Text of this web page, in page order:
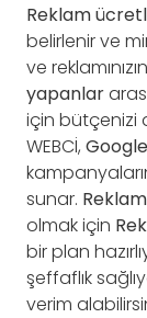
Reklam
belirlenir ve
ve
yapanlar
için bütçenizi
WEBCİ,
sunar.
olmak için
bir plan
şeffaflık
verim